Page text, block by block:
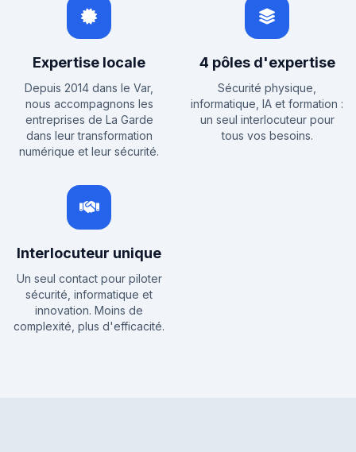
Expertise locale
Depuis 2014 dans le Var,
nous accompagnons les
entreprises de La Garde
dans leur transformation
numérique et leur sécurité.
4 pôles d'expertise
Sécurité physique,
informatique, IA et formation :
un seul interlocuteur pour
tous vos besoins.
Interlocuteur unique
Un seul contact pour piloter
sécurité, informatique et
innovation. Moins de
complexité, plus d'efficacité.